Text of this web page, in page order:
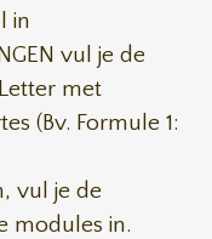
in
vul je de
met
(Bv. Formule 1:
vul je de
modules in.